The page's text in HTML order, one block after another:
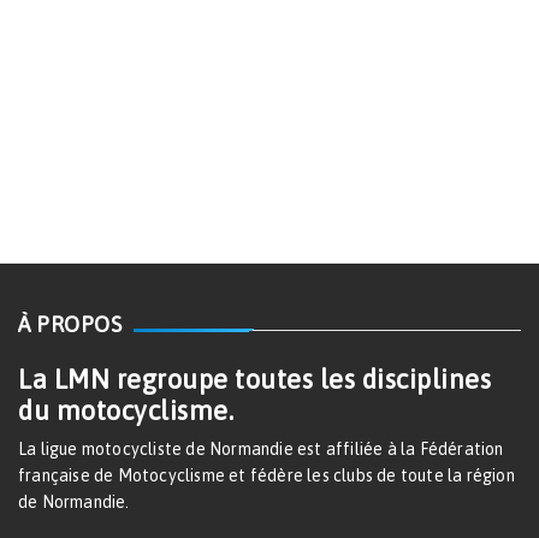
À PROPOS
La LMN regroupe toutes les disciplines
du motocyclisme.
La ligue motocycliste de Normandie est affiliée à la Fédération
française de Motocyclisme et fédère les clubs de toute la région
de Normandie.